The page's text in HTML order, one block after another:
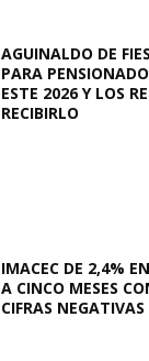
AGUINALDO DE
PARA
ESTE 2026 Y LOS
RECIBIRLO
IMACEC DE 2,4%
A CINCO MESES
CIFRAS NEGATIVAS